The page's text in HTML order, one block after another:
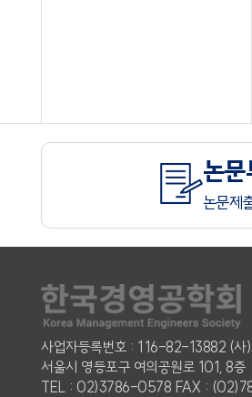
논문
논문제
사업자등록번호 : 116-82-13882 (사)
서울시 영등포구 여의공원로 101, 8층
TEL : 02)3786-0578 FAX :